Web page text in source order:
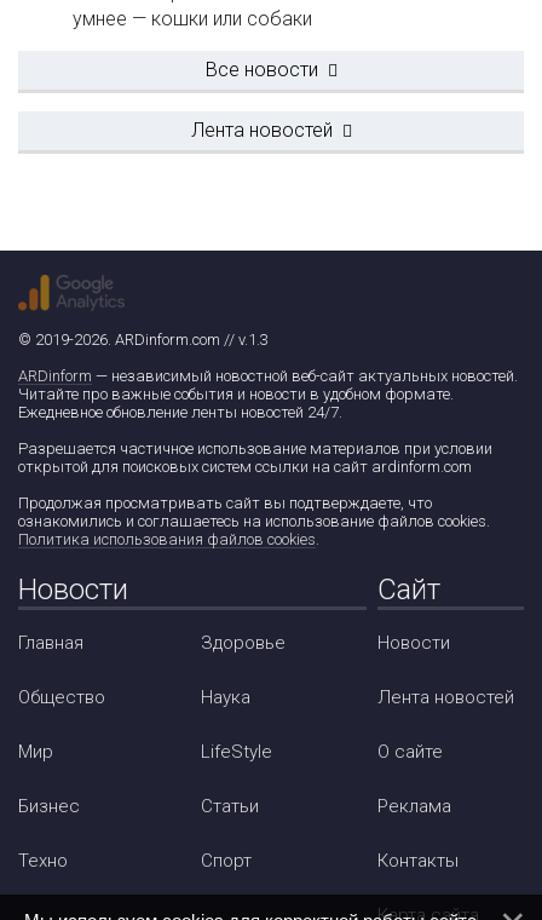
умнее — кошки или собаки
Все новости
Лента новостей
© 2019-2026. ARDinform.com // v.1.3
ARDinform — независимый новостной веб-сайт актуальных новостей.
Читайте про важные события и новости в удобном формате.
Ежедневное обновление ленты новостей 24/7.
Разрешается частичное использование материалов при условии
открытой для поисковых систем ссылки на сайт ardinform.com
Продолжая просматривать сайт вы подтверждаете, что
ознакомились и соглашаетесь на использование файлов cookies.
Политика использования файлов cookies.
Новости
Главная
Общество
Мир
Бизнес
Техно
Здоровье
Наука
LifeStyle
Статьи
Спорт
Сайт
Новости
Лента новостей
О сайте
Реклама
Контакты
Карта сайта